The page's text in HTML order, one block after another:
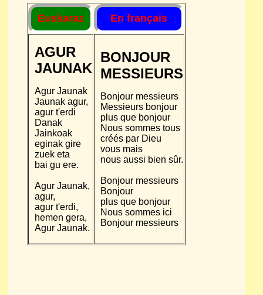
Euskaraz En français
AGUR
JAUNAK
Agur Jaunak
Jaunak agur,
agur t'erdi
Danak
Jainkoak
eginak gire
zuek eta
bai gu ere.
Agur Jaunak,
agur,
agur t'erdi,
hemen gera,
Agur Jaunak.
BONJOUR
MESSIEURS
Bonjour messieurs
Messieurs bonjour
plus que bonjour
Nous sommes tous
créés par Dieu
vous mais
nous aussi bien sûr.
Bonjour messieurs
Bonjour
plus que bonjour
Nous sommes ici
Bonjour messieurs